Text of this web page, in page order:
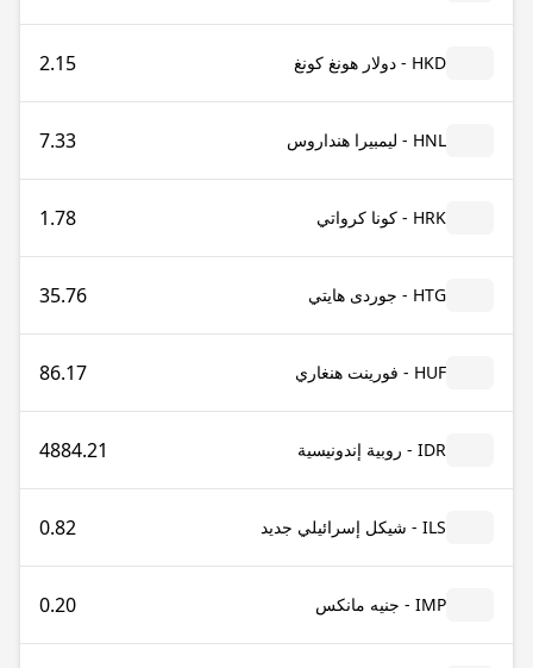
HKD - دولار هونغ كونغ 2.15
HNL - ليمبيرا هنداروس 7.33
HRK - كونا كرواتي 1.78
HTG - جوردى هايتي 35.76
HUF - فورينت هنغاري 86.17
IDR - روبية إندونيسية 4884.21
ILS - شيكل إسرائيلي جديد 0.82
IMP - جنيه مانكس 0.20